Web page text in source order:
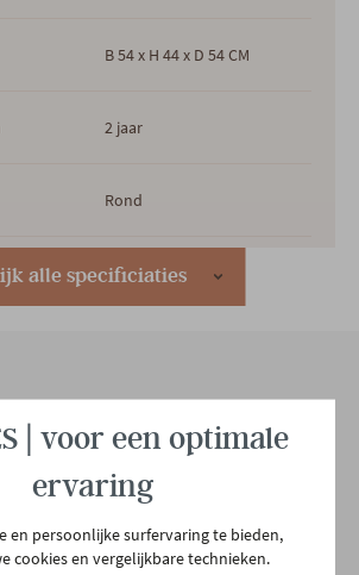
alle specificiaties
B 54 x H 44 x D 54 CM
2 jaar
Rond
Zwart
Design
1
2500 Lier
03 480 42 26
info@gerowonen.be
| voor een optimale
ervaring
en persoonlijke surfervaring te bieden,
cookies en vergelijkbare technieken.